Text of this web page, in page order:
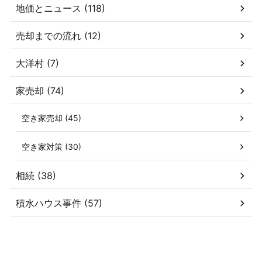
地価とニュース (118)
売却までの流れ (12)
大洋村 (7)
家売却 (74)
空き家売却 (45)
空き家対策 (30)
相続 (38)
積水ハウス事件 (57)